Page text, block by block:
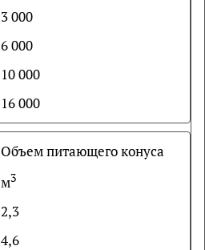
3 000
6 000
10 000
16 000
Объем питающего конуса
м3
2,3
4,6